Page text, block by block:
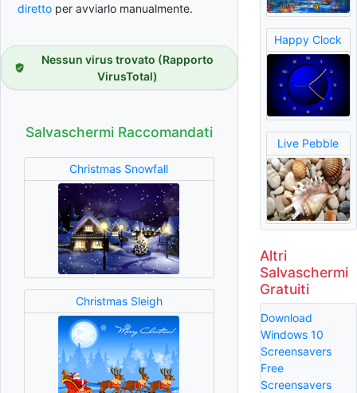
diretto per avviarlo manualmente.
Nessun virus trovato (Rapporto
VirusTotal)
Salvaschermi Raccomandati
Christmas Snowfall
Christmas Sleigh
Happy Clock
Live Pebble
Altri
Salvaschermi
Gratuiti
Download
Windows 10
Screensavers
Free
Screensavers